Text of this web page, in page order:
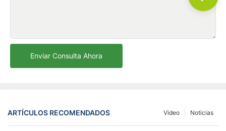
Enviar Consulta Ahora
ARTÍCULOS RECOMENDADOS Noticias
Video